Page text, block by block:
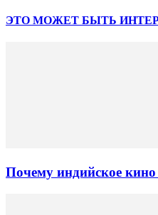
ЭТО МОЖЕТ БЫТЬ
Почему индийское кино